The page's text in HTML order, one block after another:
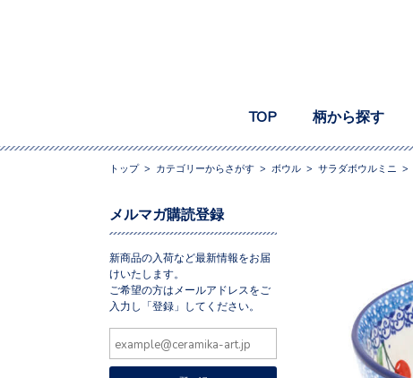
TOP 柄から探す
トップ> カテゴリーからさがす > ボウル > サラダボウルミニ >
メルマガ購読登録
新商品の入荷など最新情報をお届
けいたします。
ご希望の方はメールアドレスをご
入力し「登録」してください。